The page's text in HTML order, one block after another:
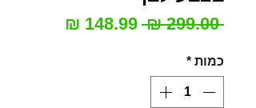
‏299.00 ‏₪
מחיר
כמות *